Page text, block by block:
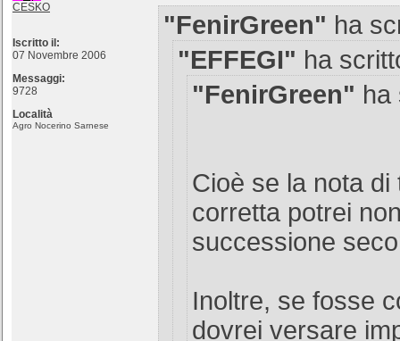
CESKO
Iscritto il:
07 Novembre 2006
Messaggi:
9728
Località
Agro Nocerino Sarnese
"FenirGreen" ha
"EFFEGI" ha
"FenirGreen" ha
Cioè se la nota
corretta potrei
successione
Inoltre, se fosse
dovrei versare